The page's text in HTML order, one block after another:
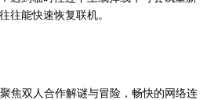
往能快速恢复联机。
焦双人合作解谜与冒险，畅快的网络连